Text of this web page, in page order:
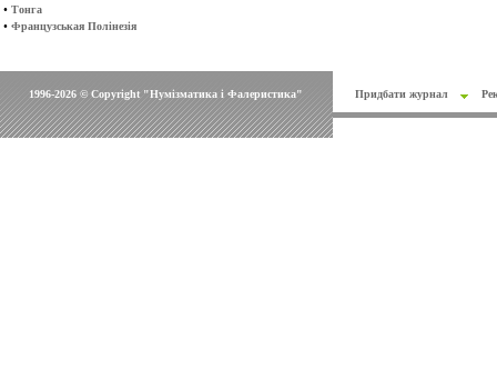
• Тонга
• Французськая Полінезія
1996-2026 © Copyright "Нумізматика і Фалеристика" Придбати журнал